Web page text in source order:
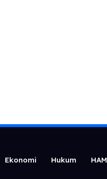
Ekonomi Hukum HAM